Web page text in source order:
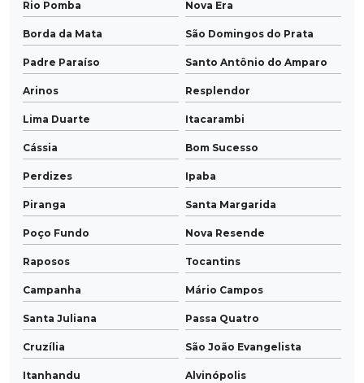
Rio Pomba Nova Era
Borda da Mata São Domingos do Prata
Padre Paraíso Santo Antônio do Amparo
Arinos Resplendor
Lima Duarte Itacarambi
Cássia Bom Sucesso
Perdizes Ipaba
Piranga Santa Margarida
Poço Fundo Nova Resende
Raposos Tocantins
Campanha Mário Campos
Santa Juliana Passa Quatro
Cruzília São João Evangelista
Itanhandu Alvinópolis